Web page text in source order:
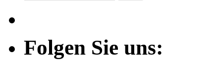
Folgen Sie uns: